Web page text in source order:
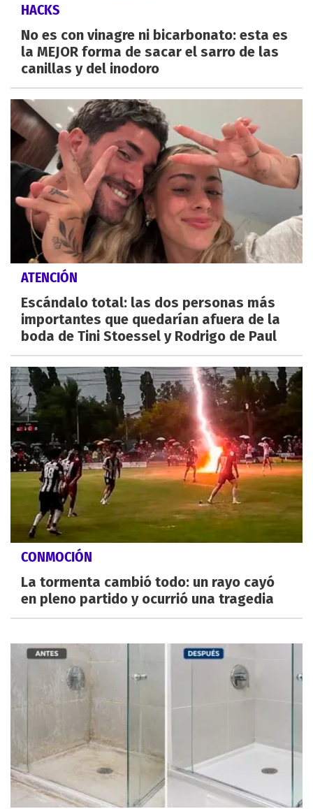
HACKS
No es con vinagre ni bicarbonato: esta es
la MEJOR forma de sacar el sarro de las
canillas y del inodoro
ATENCIÓN
Escándalo total: las dos personas más
importantes que quedarían afuera de la
boda de Tini Stoessel y Rodrigo de Paul
CONMOCIÓN
La tormenta cambió todo: un rayo cayó
en pleno partido y ocurrió una tragedia